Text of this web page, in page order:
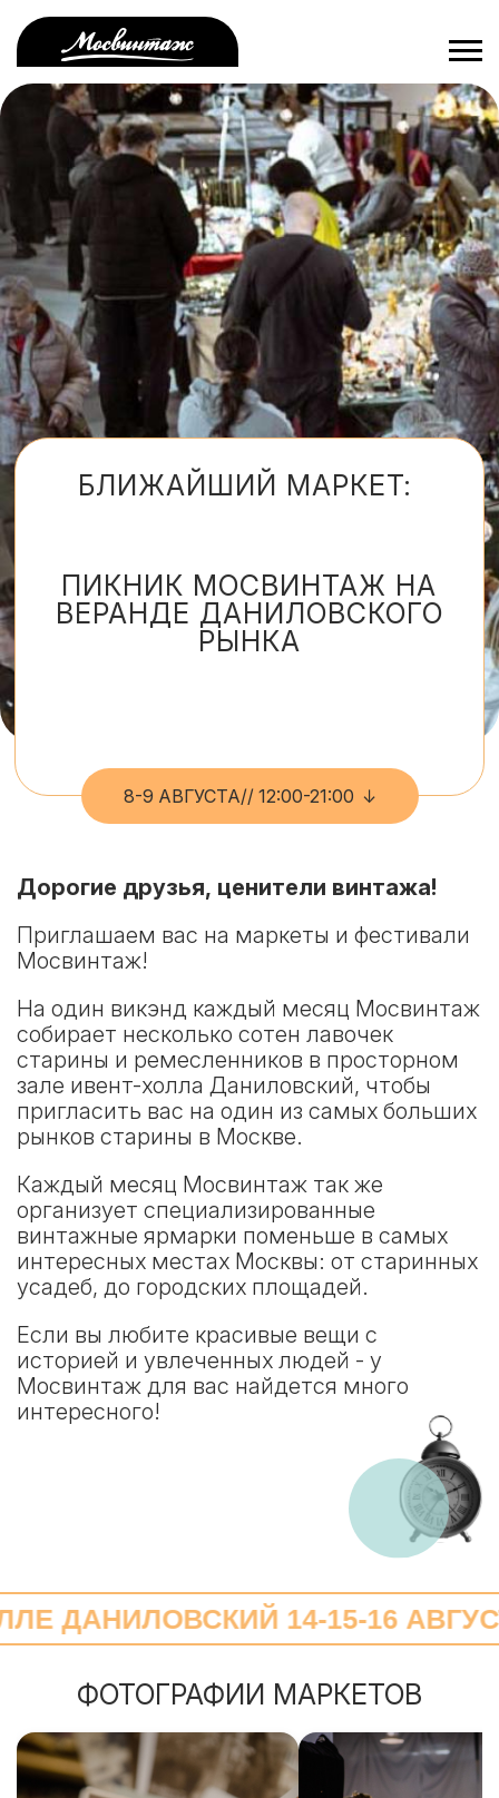
Перейти
к
основному
содержанию
БЛИЖАЙШИЙ МАРКЕТ:
ПИКНИК МОСВИНТАЖ НА
ВЕРАНДЕ ДАНИЛОВСКОГО
РЫНКА
8-9 АВГУСТА// 12:00-21:00
Дорогие друзья, ценители винтажа!
Приглашаем вас на маркеты и фестивали
Мосвинтаж!
На один викэнд каждый месяц Мосвинтаж
собирает несколько сотен лавочек
старины и ремесленников в просторном
зале ивент-холла Даниловский, чтобы
пригласить вас на один из самых больших
рынков старины в Москве.
Каждый месяц Мосвинтаж так же
организует специализированные
винтажные ярмарки поменьше в самых
интересных местах Москвы: от старинных
усадеб, до городских площадей.
Если вы любите красивые вещи с
историей и увлеченных людей - у
Мосвинтаж для вас найдется много
интересного!
14-15-16 АВГУСТА
ФОТОГРАФИИ МАРКЕТОВ